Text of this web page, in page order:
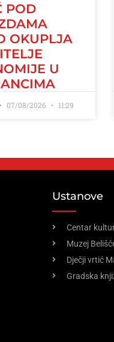
POD
OKUPLJA
U
07/08/2026 11:29
Ustanove
Centar
Muzej
Dječji vrtić
Gradska